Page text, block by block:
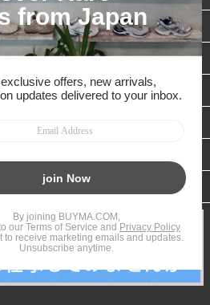
かんたん購入ガイド
BUYMA CARD
プライバシー